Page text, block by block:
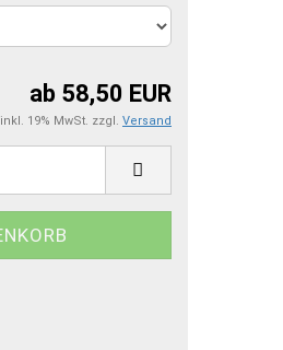
ab 58,50 EUR
inkl. 19% MwSt. zzgl. Versand